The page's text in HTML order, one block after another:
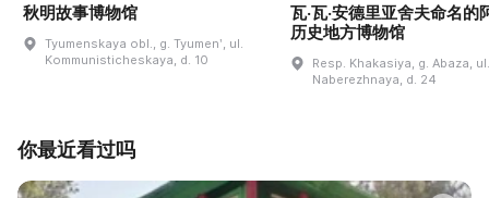
秋明故事博物馆
Tyumenskaya obl., g. Tyumenʹ, ul.
Kommunisticheskaya, d. 10
瓦·瓦·安德里亚舍夫命名的
历史地方博物馆
Resp. Khakasiya, g. Abaza, ul.
Naberezhnaya, d. 24
你最近看过吗